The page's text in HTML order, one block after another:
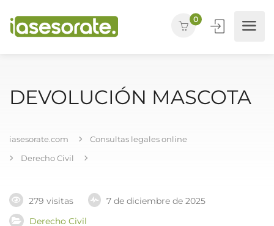
0
DEVOLUCIÓN MASCOTA
iasesorate.com
Consultas legales online
Derecho Civil
279 visitas
7 de diciembre de 2025
Derecho Civil